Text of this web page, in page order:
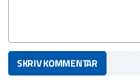
SKRIV KOMMENTAR